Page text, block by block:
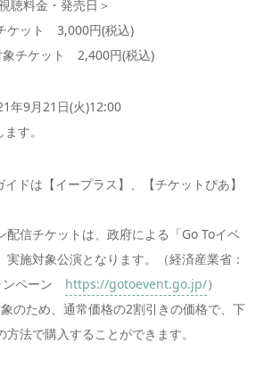
聴料金・発売日＞
ケット 3,000円(税込)
チケット 2,400円(税込)
年9月21日(火)12:00
す。
ドは【イープラス】、【チケットぴあ】
配信チケットは、政府による「Go Toイベ
実施対象公演となります。（経済産業省：
ンペーン https://gotoevent.go.jp/）
のため、通常価格の2割引きの価格で、下
法で購入することができます。